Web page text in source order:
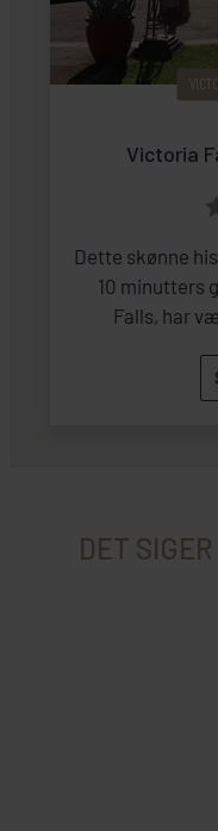
Victoria
Dette skønne
10 minutters
Falls, har
DET